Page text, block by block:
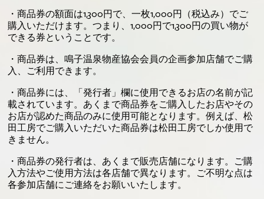
・商品券の額面は1,300円で、一枚1,000円（税込み）でご
購入いただけます。つまり、1,000円で1,300円の買い物が
できる券ということです。
・商品券は、鳴子温泉物産協会会員の企画参加店舗でご購
入、ご利用できます。
・商品券には、「発行者」欄に使用できるお店の名前が記
載されています。あくまで商品券をご購入したお店やその
お店が認めた商品のみに使用可能となります。例えば、松
田工房でご購入いただいた商品券は松田工房でしか使用で
きません。
・商品券の発行者は、あくまで販売店舗になります。ご購
入方法やご使用方法は各店舗で異なります。ご不明な点は
各参加店舗にご連絡をお願いいたします。